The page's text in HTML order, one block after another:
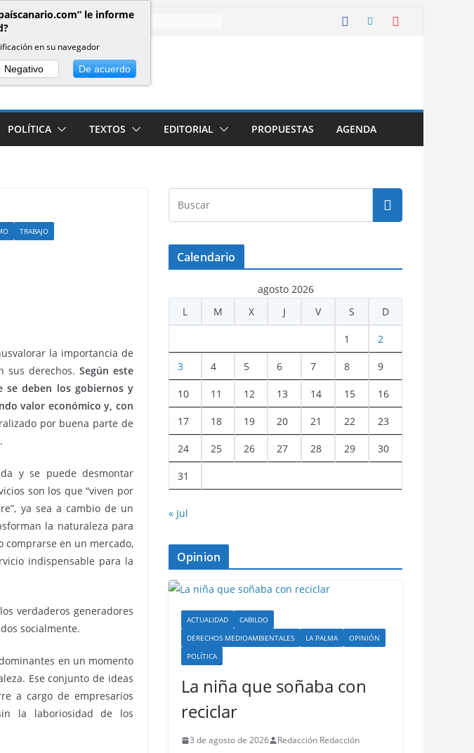
POLÍTICA TEXTOS EDITORIAL PROPUESTAS AGENDA
TRABAJO
la importancia de
sus derechos. Según este
se deben los gobiernos y
valor económico y, con
por buena parte de
y se puede desmontar
son los que “viven por
ya sea a cambio de un
la naturaleza para
comprarse en un mercado,
indispensable para la
verdaderos generadores
socialmente.
en un momento
Ese conjunto de ideas
a cargo de empresarios
la laboriosidad de los
Calendario
agosto 2026
L
M X J V S D
1 2
3 4 5 6 7 8 9
10 11 12 13 14 15 16
17 18 19 20 21 22 23
24 25 26 27 28 29 30
31
« Jul
Opinion
ACTUALIDAD
CABILDO
DERECHOS MEDIOAMBIENTALES
LA PALMA
OPINIÓN
POLÍTICA
La niña que soñaba con
reciclar
3 de agosto de 2026 Redacción Redacción
le informe
en su navegador
Negativo De acuerdo